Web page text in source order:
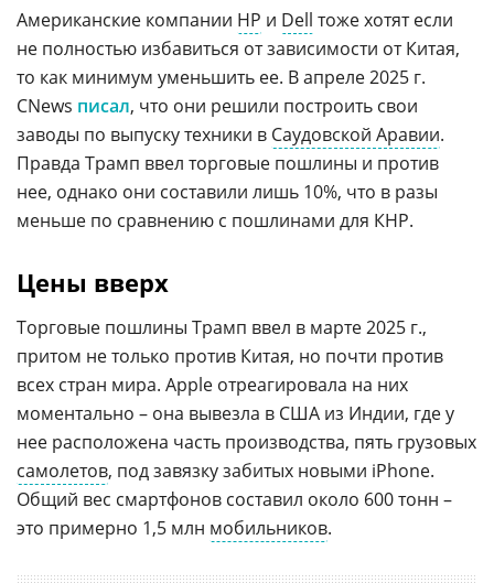
Американские компании HP и Dell тоже хотят если
не полностью избавиться от зависимости от Китая,
то как минимум уменьшить ее. В апреле 2025 г.
CNews писал, что они решили построить свои
заводы по выпуску техники в Саудовской Аравии.
Правда Трамп ввел торговые пошлины и против
нее, однако они составили лишь 10%, что в разы
меньше по сравнению с пошлинами для КНР.
Цены вверх
Торговые пошлины Трамп ввел в марте 2025 г.,
притом не только против Китая, но почти против
всех стран мира. Apple отреагировала на них
моментально – она вывезла в США из Индии, где у
нее расположена часть производства, пять грузовых
самолетов, под завязку забитых новыми iPhone.
Общий вес смартфонов составил около 600 тонн –
это примерно 1,5 млн мобильников.